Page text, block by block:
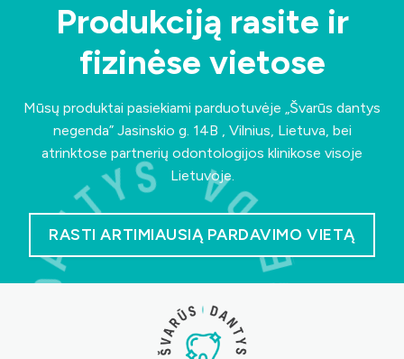
Produkciją rasite ir
fizinėse vietose
Mūsų produktai pasiekiami parduotuvėje „Švarūs dantys
negenda” Jasinskio g. 14B , Vilnius, Lietuva, bei
atrinktose partnerių odontologijos klinikose visoje
Lietuvoje.
RASTI ARTIMIAUSIĄ PARDAVIMO VIETĄ